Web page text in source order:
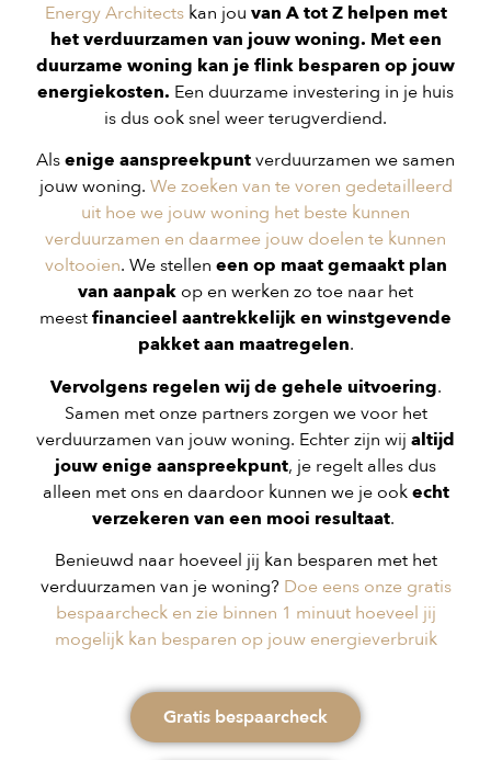
Energy Architectskan jou van A tot Z helpen met
het verduurzamen van jouw woning. Met een
duurzame woning kan je flink besparen op jouw
energiekosten. Een duurzame investering in je huis
is dus ook snel weer terugverdiend.
Alsenige aanspreekpuntverduurzamen we samen
jouw woning. We zoeken van te voren gedetailleerd
uit hoe we jouw woning het beste kunnen
verduurzamen en daarmee jouw doelen te kunnen
voltooien. We stellen een op maat gemaakt plan
van aanpak op en werken zo toe naar het
meestfinancieel aantrekkelijk en winstgevende
pakket aan maatregelen.
Vervolgens regelen wij de gehele uitvoering.
Samen met onze partners zorgen we voor het
verduurzamen van jouw woning. Echter zijn wij altijd
jouw enige aanspreekpunt, je regelt alles dus
alleen met ons en daardoor kunnen we je ookecht
verzekeren van een mooi resultaat.
Benieuwd naar hoeveel jij kan besparen met het
verduurzamen van je woning? Doe eens onze gratis
bespaarcheck en zie binnen 1 minuut hoeveel jij
mogelijk kan besparen op jouw energieverbruik
Gratis bespaarcheck